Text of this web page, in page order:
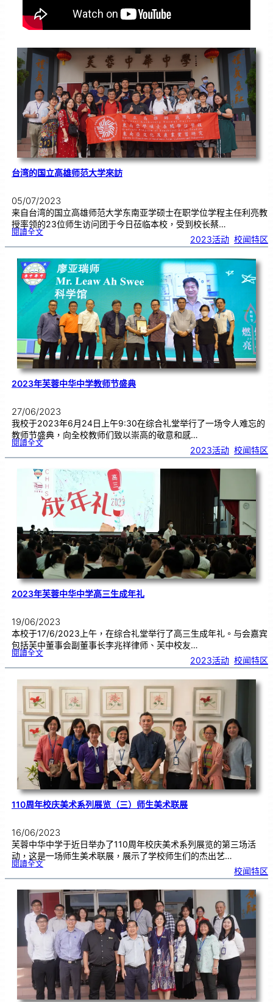
台湾的国立高雄师范大学來訪
05/07/2023
来自台湾的国立高雄师范大学东南亚学硕士在职学位学程主任利亮教
授率领的23位师生访问团于今日莅临本校，受到校长蔡…
閱讀全文:台
的
国
高
雄
师
范
大
学
來
訪
2023活动 校闻特区
2023年芙蓉中华中学教师节盛典
27/06/2023
我校于2023年6月24日上午9:30在综合礼堂举行了一场令人难忘的
教师节盛典，向全校教师们致以崇高的敬意和感…
閱讀全文:
2
3
芙
蓉
中
华
中
学
教
师
节
盛
典
2023活动 校闻特区
2023年芙蓉中华中学高三生成年礼
19/06/2023
本校于17/6/2023上午，在综合礼堂举行了高三生成年礼。与会嘉宾
包括芙中董事会副董事长李兆祥律师、芙中校友…
閱讀全文:2
2
3
芙
蓉
中
华
中
学
高
三
生
成
年
礼
2023活动 校闻特区
110周年校庆美术系列展览（三）师生美术联展
16/06/2023
芙蓉中华中学于近日举办了110周年校庆美术系列展览的第三场活
动，这是一场师生美术联展，展示了学校师生们的杰出艺…
閱讀全文:
1
周
校
庆
系
列
展
览
（
三
）
师
联
展
校闻特区